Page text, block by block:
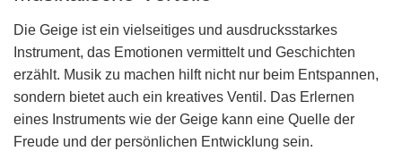
Die Geige ist ein vielseitiges und ausdrucksstarkes
Instrument, das Emotionen vermittelt und Geschichten
erzählt. Musik zu machen hilft nicht nur beim Entspannen,
sondern bietet auch ein kreatives Ventil. Das Erlernen
eines Instruments wie der Geige kann eine Quelle der
Freude und der persönlichen Entwicklung sein.